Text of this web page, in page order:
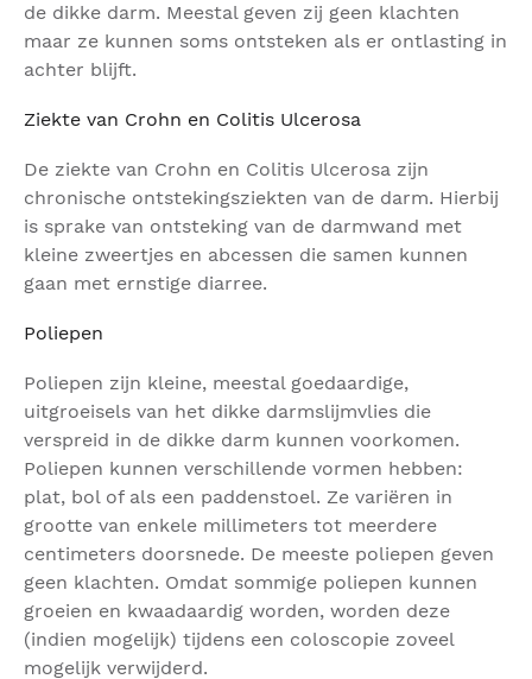
de dikke darm. Meestal geven zij geen klachten
maar ze kunnen soms ontsteken als er ontlasting in
achter blijft.
Ziekte van Crohn en Colitis Ulcerosa
De ziekte van Crohn en Colitis Ulcerosa zijn
chronische ontstekingsziekten van de darm. Hierbij
is sprake van ontsteking van de darmwand met
kleine zweertjes en abcessen die samen kunnen
gaan met ernstige diarree.
Poliepen
Poliepen zijn kleine, meestal goedaardige,
uitgroeisels van het dikke darmslijmvlies die
verspreid in de dikke darm kunnen voorkomen.
Poliepen kunnen verschillende vormen hebben:
plat, bol of als een paddenstoel. Ze variëren in
grootte van enkele millimeters tot meerdere
centimeters doorsnede. De meeste poliepen geven
geen klachten. Omdat sommige poliepen kunnen
groeien en kwaadaardig worden, worden deze
(indien mogelijk) tijdens een coloscopie zoveel
mogelijk verwijderd.